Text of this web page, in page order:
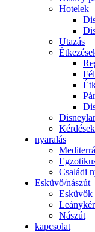
Hotelek
Utazás
nyaralás
Családi
Esküvő/nászút
Esküvők
Nászút
kapcsolat